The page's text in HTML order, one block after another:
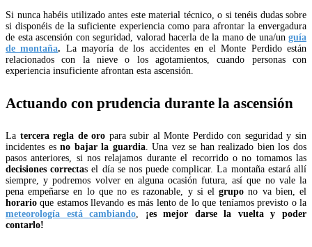
Si nunca habéis utilizado antes este material técnico, o si tenéis dudas sobre
si disponéis de la suficiente experiencia como para afrontar la envergadura
de esta ascensión con seguridad, valorad hacerla de la mano de una/un guía
de montaña. La mayoría de los accidentes en el Monte Perdido están
relacionados con la nieve o los agotamientos, cuando personas con
experiencia insuficiente afrontan esta ascensión.
Actuando con prudencia durante la ascensión
La tercera regla de oro para subir al Monte Perdido con seguridad y sin
incidentes esno bajar la guardia. Una vez se han realizado bien los dos
pasos anteriores, si nos relajamos durante el recorrido o no tomamos las
decisiones correctas el día se nos puede complicar. La montaña estará allí
siempre, y podremos volver en alguna ocasión futura, así que no vale la
pena empeñarse en lo que no es razonable, y si elgrupo no va bien, el
horario que estamos llevando es más lento de lo que teníamos previsto o la
meteorología está cambiando
¡es mejor darse la vuelta y poder
contarlo!